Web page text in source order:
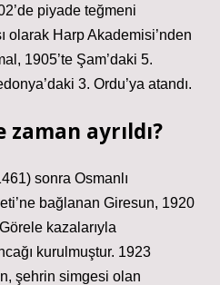
piyade teğmeni
olarak Harp Akademisi’nden
1905’te Şam’daki 5.
3. Ordu’ya atandı.
ayrıldı?
sonra Osmanlı
bağlanan Giresun, 1920
kazalarıyla
kurulmuştur. 1923
şehrin simgesi olan